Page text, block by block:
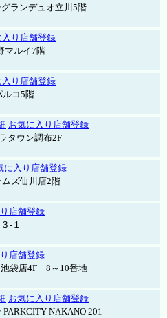
ランデュオ立川5階
入り店舗登録
マルイ7階
入り店舗登録
ルコ5階
お気に入り店舗登録
タウン調布2F
に入り店舗登録
ズ仙川店2階
店舗登録
-１
店舗登録
袋店4F 8～10番地
お気に入り店舗登録
NAKANO 201